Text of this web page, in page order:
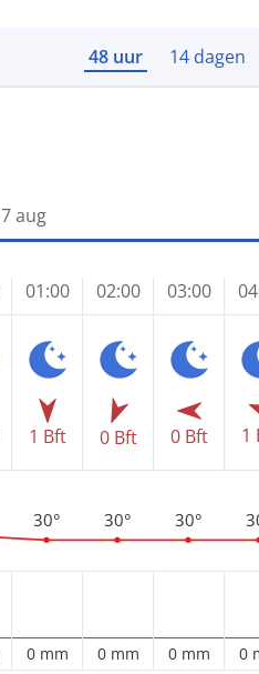
48 uur 14 dagen
7 aug
01:00
1 Bft
30°
0 mm
02:00
0 Bft
30°
0 mm
03:00
0 Bft
30°
0 mm
1
0